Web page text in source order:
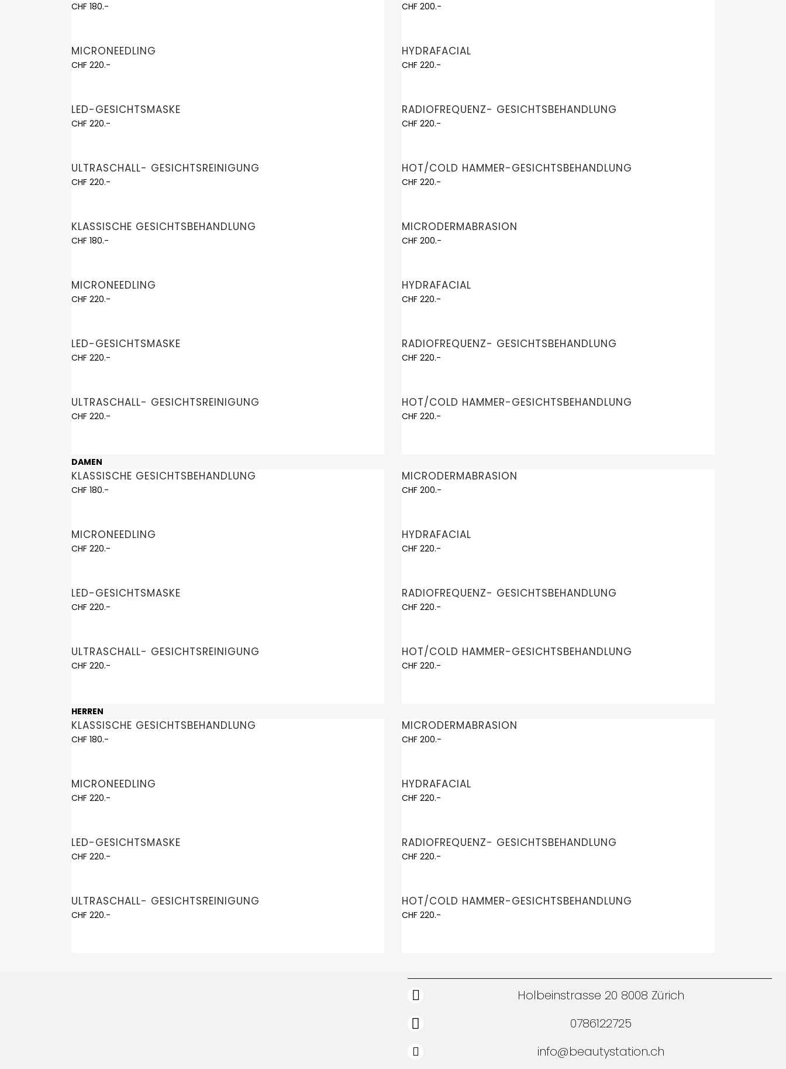
CHF 180.- CHF 200.-
MICRONEEDLING
CHF 220.-
HYDRAFACIAL
CHF 220.-
LED-GESICHTSMASKE
CHF 220.-
RADIOFREQUENZ- GESICHTSBEHANDLUNG
CHF 220.-
ULTRASCHALL- GESICHTSREINIGUNG
CHF 220.-
HOT/COLD HAMMER-GESICHTSBEHANDLUNG
CHF 220.-
KLASSISCHE GESICHTSBEHANDLUNG
CHF 180.-
MICRODERMABRASION
CHF 200.-
MICRONEEDLING
CHF 220.-
HYDRAFACIAL
CHF 220.-
LED-GESICHTSMASKE
CHF 220.-
RADIOFREQUENZ- GESICHTSBEHANDLUNG
CHF 220.-
ULTRASCHALL- GESICHTSREINIGUNG
CHF 220.-
HOT/COLD HAMMER-GESICHTSBEHANDLUNG
CHF 220.-
DAMEN
KLASSISCHE GESICHTSBEHANDLUNG
CHF 180.-
MICRODERMABRASION
CHF 200.-
MICRONEEDLING
CHF 220.-
HYDRAFACIAL
CHF 220.-
LED-GESICHTSMASKE
CHF 220.-
RADIOFREQUENZ- GESICHTSBEHANDLUNG
CHF 220.-
ULTRASCHALL- GESICHTSREINIGUNG
CHF 220.-
HOT/COLD HAMMER-GESICHTSBEHANDLUNG
CHF 220.-
HERREN
KLASSISCHE GESICHTSBEHANDLUNG
CHF 180.-
MICRODERMABRASION
CHF 200.-
MICRONEEDLING
CHF 220.-
HYDRAFACIAL
CHF 220.-
LED-GESICHTSMASKE
CHF 220.-
RADIOFREQUENZ- GESICHTSBEHANDLUNG
CHF 220.-
ULTRASCHALL- GESICHTSREINIGUNG
CHF 220.-
HOT/COLD HAMMER-GESICHTSBEHANDLUNG
CHF 220.-
Holbeinstrasse 20 8008 Zürich
0786122725
info@beautystation.ch